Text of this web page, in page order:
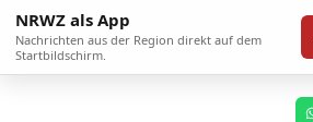
NRWZ als App
Nachrichten aus der Region direkt auf dem
Startbildschirm.